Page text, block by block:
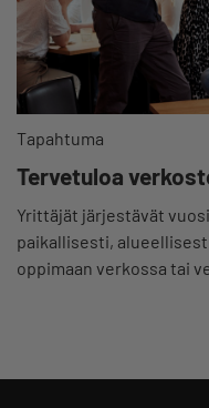
Tapahtuma
Tervetuloa
Yrittäjät järjestävät
paikallisesti,
oppimaan verkossa tai